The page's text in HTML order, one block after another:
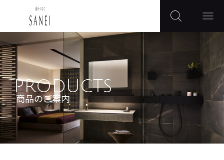
PRODUCTS
商品のご案内